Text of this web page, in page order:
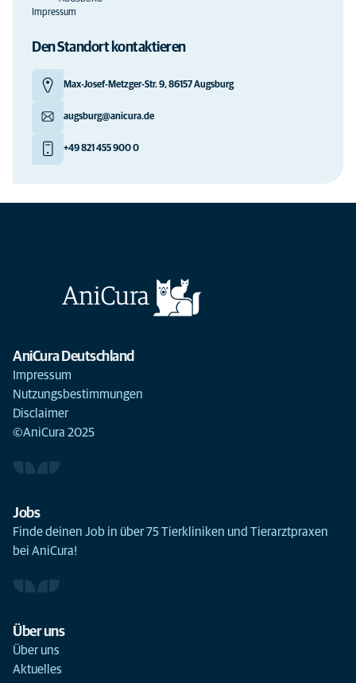
Impressum
Den Standort kontaktieren
Max-Josef-Metzger-Str. 9, 86157 Augsburg
augsburg@anicura.de
+49 821 455 900 0
AniCura Deutschland
Impressum
Nutzungsbestimmungen
Disclaimer
©AniCura 2025
Jobs
Finde deinen Job in über 75 Tierkliniken und Tierarztpraxen
bei AniCura!
Über uns
Über uns
Aktuelles